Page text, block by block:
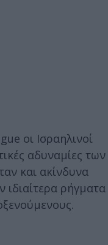
οι Ισραηλινοί
αδυναμίες των
και ακίνδυνα
ιδιαίτερα ρήγματα